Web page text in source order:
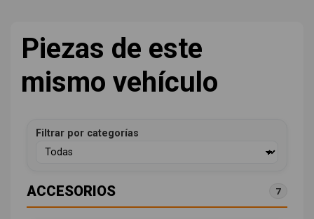
Piezas de este
mismo vehículo
Filtrar por categorías
ACCESORIOS 7